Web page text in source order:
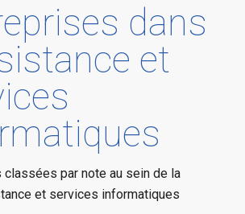
dans
et
par note au sein de la
et services informatiques